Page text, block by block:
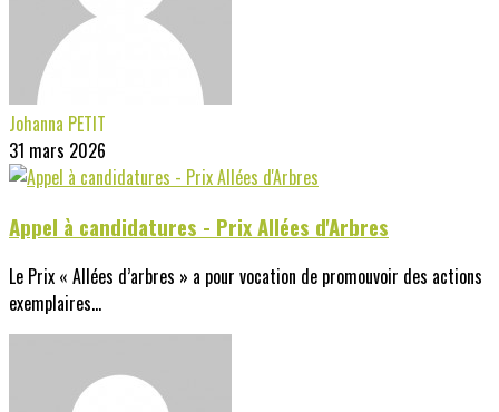
Johanna PETIT
31 mars 2026
Appel à candidatures - Prix Allées d'Arbres
Le Prix « Allées d’arbres » a pour vocation de promouvoir des actions
exemplaires...